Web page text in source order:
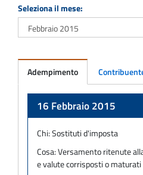
Seleziona il mese:
Adempimento
16 Febbraio 2015
Chi:Sostituti d'imposta
Cosa:Versamento ritenute
e valute corrisposti o